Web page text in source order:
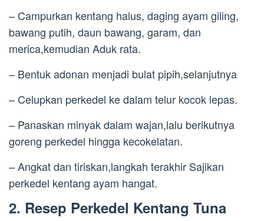
– Campurkan kentang halus, daging ayam giling,
bawang putih, daun bawang, garam, dan
merica,kemudian Aduk rata.
– Bentuk adonan menjadi bulat pipih,selanjutnya
– Celupkan perkedel ke dalam telur kocok lepas.
– Panaskan minyak dalam wajan,lalu berikutnya
goreng perkedel hingga kecokelatan.
– Angkat dan tiriskan,langkah terakhir Sajikan
perkedel kentang ayam hangat.
2. Resep Perkedel Kentang Tuna